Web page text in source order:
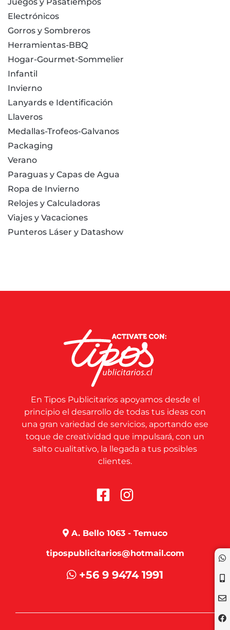
Electrónicos
Gorros y Sombreros
Herramientas-BBQ
Hogar-Gourmet-Sommelier
Infantil
Invierno
Lanyards e Identificación
Llaveros
Medallas-Trofeos-Galvanos
Packaging
Verano
Paraguas y Capas de Agua
Ropa de Invierno
Relojes y Calculadoras
Viajes y Vacaciones
Punteros Láser y Datashow
En Tipos Publicitarios apoyamos desde el
principio el desarrollo de todas tus ideas con
una gran variedad de servicios, aportando ese
toque de creatividad que impulsará, con un
salto cualitativo, la llegada a tus posibles
clientes.
A. Bello 1063 - Temuco
tipospublicitarios@hotmail.com
+56 9 9474 1991